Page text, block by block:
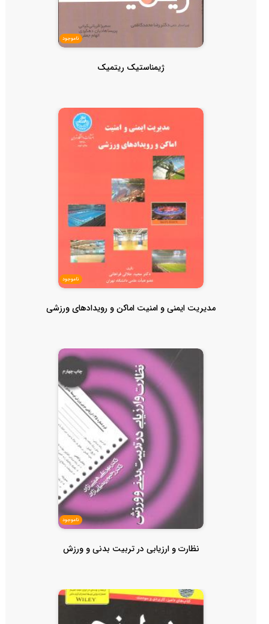
ناموجود
ژیمناستیک ریتمیک
ناموجود
مدیریت ایمنی و امنیت اماکن و رویدادهای ورزشی
ناموجود
نظارت و ارزیابی در تربیت بدنی و ورزش